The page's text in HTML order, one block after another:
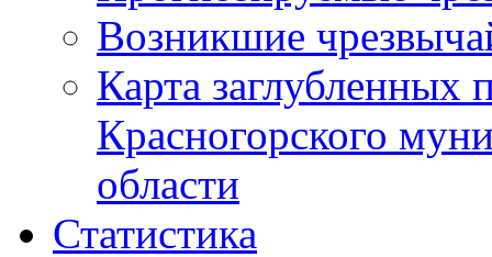
Возникшие
Карта
Красногорского
области
Статистика